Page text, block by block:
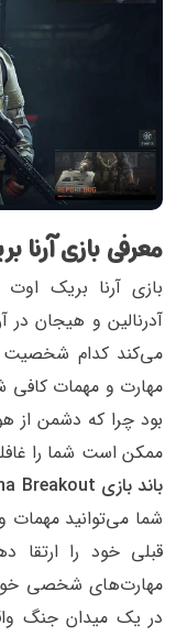
معرفی بازی آرنا
بازی آرنا بریک
آدرنالین و هیجان
می‌کند کدام شخصیت
مهارت و مهمات کافی
بود چرا که دشمن از
ممکن است شما را
باند بازی Arena Breakout
شما می‌توانید مهمات
قبلی خود را ارتقا
مهارت‌های شخصی خود
در یک میدان جنگ